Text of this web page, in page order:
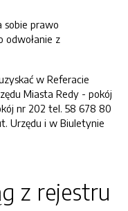
sobie prawo
odwołanie z
w Referacie
Miasta Redy - pokój
nr 202 tel. 58 678 80
Urzędu i w Biuletynie
z rejestru